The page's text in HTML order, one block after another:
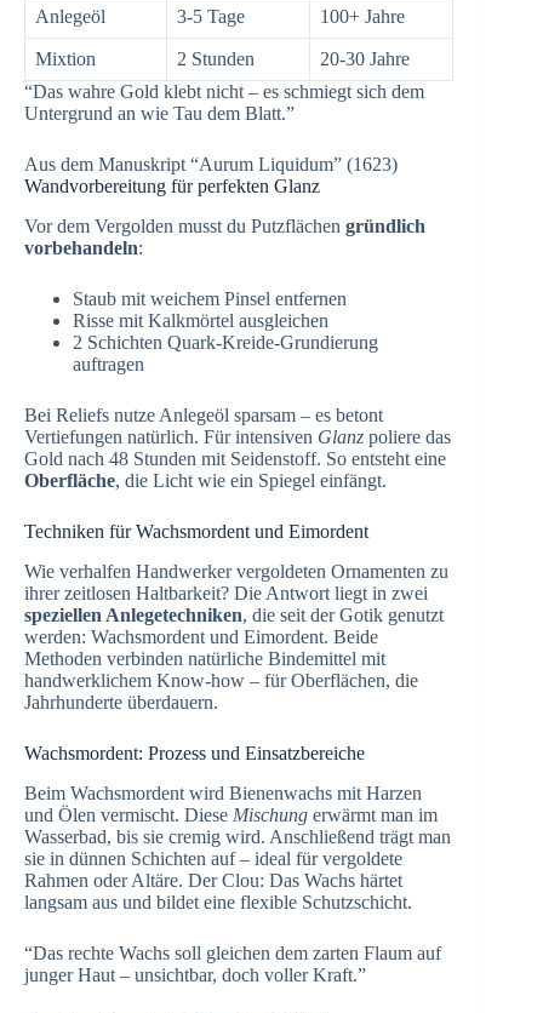
Anlegeöl 3-5 Tage 100+ Jahre
Mixtion 2 Stunden
20-30 Jahre
“Das wahre Gold klebt nicht – es schmiegt sich dem
Untergrund an wie Tau dem Blatt.”
Aus dem Manuskript “Aurum Liquidum” (1623)
Wandvorbereitung für perfekten Glanz
Vor dem Vergolden musst du Putzflächen gründlich
vorbehandeln:
Staub mit weichem Pinsel entfernen
Risse mit Kalkmörtel ausgleichen
2 Schichten Quark-Kreide-Grundierung
auftragen
Bei Reliefs nutze Anlegeöl sparsam – es betont
Vertiefungen natürlich. Für intensiven Glanz poliere das
Gold nach 48 Stunden mit Seidenstoff. So entsteht eine
Oberfläche, die Licht wie ein Spiegel einfängt.
Techniken für Wachsmordent und Eimordent
Wie verhalfen Handwerker vergoldeten Ornamenten zu
ihrer zeitlosen Haltbarkeit? Die Antwort liegt in zwei
speziellen Anlegetechniken, die seit der Gotik genutzt
werden: Wachsmordent und Eimordent. Beide
Methoden verbinden natürliche Bindemittel mit
handwerklichem Know-how – für Oberflächen, die
Jahrhunderte überdauern.
Wachsmordent: Prozess und Einsatzbereiche
Beim Wachsmordent wird Bienenwachs mit Harzen
und Ölen vermischt. Diese Mischung erwärmt man im
Wasserbad, bis sie cremig wird. Anschließend trägt man
sie in dünnen Schichten auf – ideal für vergoldete
Rahmen oder Altäre. Der Clou: Das Wachs härtet
langsam aus und bildet eine flexible Schutzschicht.
“Das rechte Wachs soll gleichen dem zarten Flaum auf
junger Haut – unsichtbar, doch voller Kraft.”